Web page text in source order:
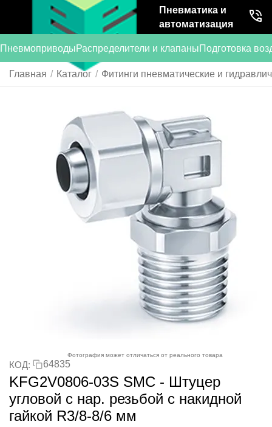
Пневматика и
автоматизация
ПневмоприводыРаспределители и клапаныПодготовка
Главная / Каталог / Фитинги пневматические и
Фотография может отличаться от реального товара
КОД: 64835
KFG2V0806-03S SMC - Штуцер
угловой с нар. резьбой с накидной
гайкой R3/8-8/6 мм